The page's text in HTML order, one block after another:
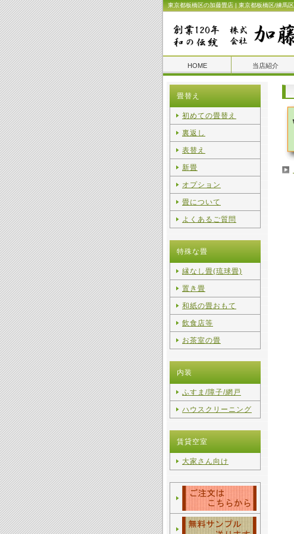
東京都板橋区の加藤畳店 | 東京都板橋区/練馬
HOME 当店紹介
畳替え
初めての畳替え
裏返し
表替え
新畳
オプション
畳について
よくあるご質問
特殊な畳
縁なし畳(琉球畳)
置き畳
和紙の畳おもて
飲食店等
お茶室の畳
内装
ふすま/障子/網戸
ハウスクリーニング
賃貸空室
大家さん向け